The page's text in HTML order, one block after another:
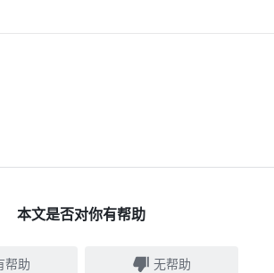
本文是否对你有帮助
帮助 无帮助